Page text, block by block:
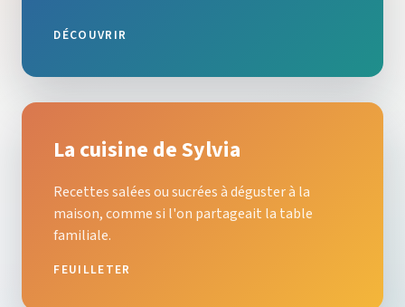
DÉCOUVRIR
La cuisine de Sylvia
Recettes salées ou sucrées à déguster à la
maison, comme si l'on partageait la table
familiale.
FEUILLETER